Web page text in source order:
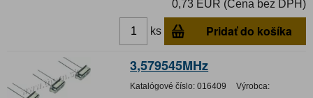
0,73 EUR (Cena bez DPH)
ks Pridať do košíka
3,579545MHz
Katalógové číslo: 016409 Výrobca: